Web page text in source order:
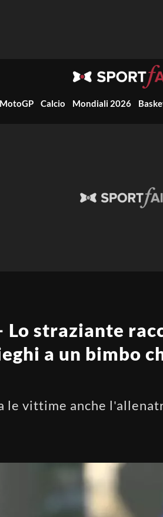
MotoGP Calcio Mondiali 2026
Lo straziante
a un bimbo
le vittime anche